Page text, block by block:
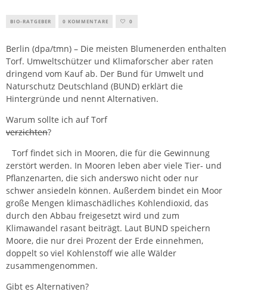
BIO-RATGEBER 0 KOMMENTARE 0
Berlin (dpa/tmn) – Die meisten Blumenerden enthalten
Torf. Umweltschützer und Klimaforscher aber raten
dringend vom Kauf ab. Der Bund für Umwelt und
Naturschutz Deutschland (BUND) erklärt die
Hintergründe und nennt Alternativen.
Warum sollte ich auf Torf
verzichten?
Torf findet sich in Mooren, die für die Gewinnung
zerstört werden. In Mooren leben aber viele Tier- und
Pflanzenarten, die sich anderswo nicht oder nur
schwer ansiedeln können. Außerdem bindet ein Moor
große Mengen klimaschädliches Kohlendioxid, das
durch den Abbau freigesetzt wird und zum
Klimawandel rasant beiträgt. Laut BUND speichern
Moore, die nur drei Prozent der Erde einnehmen,
doppelt so viel Kohlenstoff wie alle Wälder
zusammengenommen.
Gibt es Alternativen?